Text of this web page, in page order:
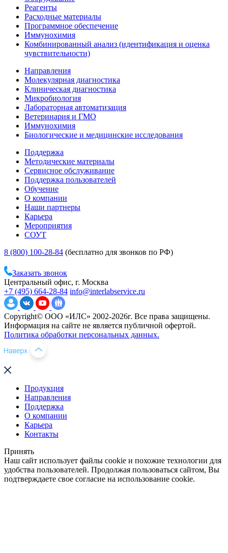
Реагенты
Расходные материалы
Программное обеспечение
Иммунохимия
Комбинированный анализ (идентификация и оценка
чувствительности)
Направления
Молекулярная диагностика
Клиническая диагностика
Микробиология
Лабораторная автоматизация
Ветеринария и ГМО
Иммунохимия
Биологические и медицинские исследования
Поддержка
Методические материалы
Сервисное обслуживание
Поддержка пользователей
Обучение
О компании
Наши партнеры
Карьера
Мероприятия
СОУТ
8 (800) 100-28-84 (бесплатно для звонков по РФ)
Заказать звонок
Центральный офис, г. Москва
+7 (495) 664-28-84 info@interlabservice.ru
Copyright© ООО «ИЛС» 2002-2026г. Все права защищены.
Информация на сайте не является публичной офертой.
Политика обработки персональных данных.
Продукция
Направления
Поддержка
О компании
Карьера
Контакты
Принять
Наш сайт использует файлы cookie и похожие технологии для
удобства пользователей. Продолжая пользоваться сайтом, Вы
подтверждаете свое согласие на использование cookie.